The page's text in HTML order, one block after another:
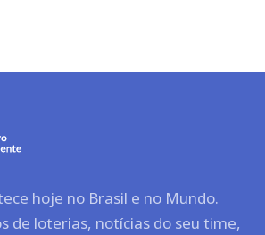
hoje no Brasil e no Mundo.
de loterias, notícias do seu time,